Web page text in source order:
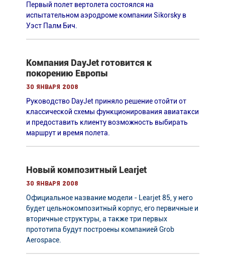
Первый полет вертолета состоялся на
испытательном аэродроме компании Sikorsky в
Уэст Палм Бич.
Компания DayJet готовится к
покорению Европы
30 января 2008
Руководство DayJet приняло решение отойти от
классической схемы функционирования авиатакси
и предоставить клиенту возможность выбирать
маршрут и время полета.
Новый композитный Learjet
30 января 2008
Официальное название модели - Learjet 85, у него
будет цельнокомпозитный корпус, его первичные и
вторичные структуры, а также три первых
прототипа будут построены компанией Grob
Aerospace.